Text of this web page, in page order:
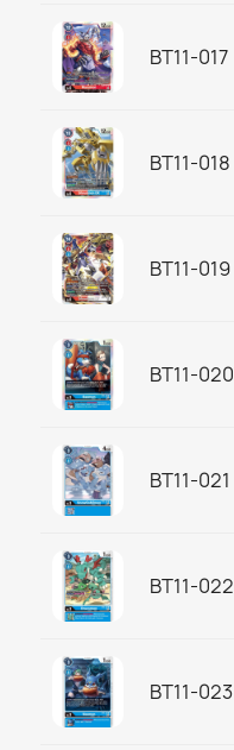
BT11-017
BT11-018
BT11-019
BT11-020
BT11-021
BT11-022
BT11-023